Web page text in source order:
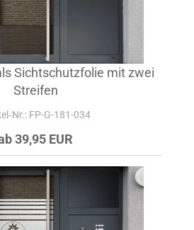
Sichtschutzfolie mit zwei
Streifen
FP-G-181-034
39,95 EUR